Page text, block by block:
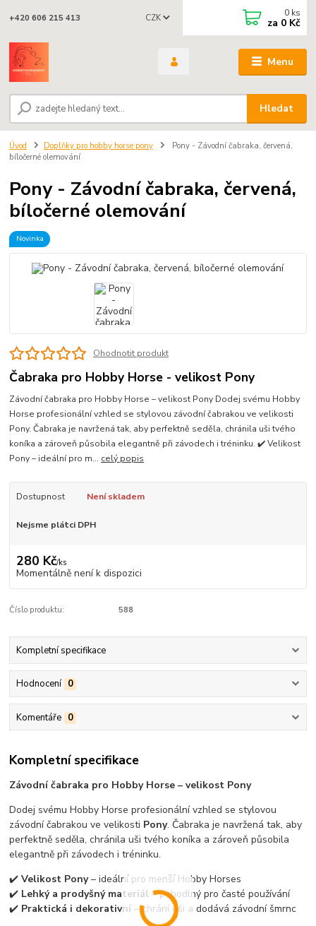
Menu
CZK
Hledat
+420 606 215 413 0 ks
za 0 Kč
Úvod Doplňky pro hobby horse pony
Pony - Závodní čabraka, červená,
bíločerné olemování
Pony - Závodní čabraka, červená,
bíločerné olemování
Novinka
Ohodnotit produkt
Čabraka pro Hobby Horse - velikost Pony
Závodní čabraka pro Hobby Horse – velikost Pony Dodej svému Hobby
Horse profesionální vzhled se stylovou závodní čabrakou ve velikosti
Pony. Čabraka je navržená tak, aby perfektně seděla, chránila uši tvého
koníka a zároveň působila elegantně při závodech i tréninku. ✔️ Velikost
Pony – ideální pro m... celý popis
Dostupnost Není skladem
Nejsme plátci DPH
280 Kč/ks
Momentálně není k dispozici
Číslo produktu: 588
Kompletní specifikace
Hodnocení 0
Komentáře 0
Kompletní specifikace
Závodní čabraka pro Hobby Horse – velikost Pony
Dodej svému Hobby Horse profesionální vzhled se stylovou
závodní čabrakou ve velikosti Pony. Čabraka je navržená tak, aby
perfektně seděla, chránila uši tvého koníka a zároveň působila
elegantně při závodech i tréninku.
✔️Velikost Pony– ideální pro menší Hobby Horses
✔️ Lehký a prodyšný materiál – pohodlný pro časté používání
✔️ Praktická i dekorativní – chrání uši a dodává závodní šmrnc